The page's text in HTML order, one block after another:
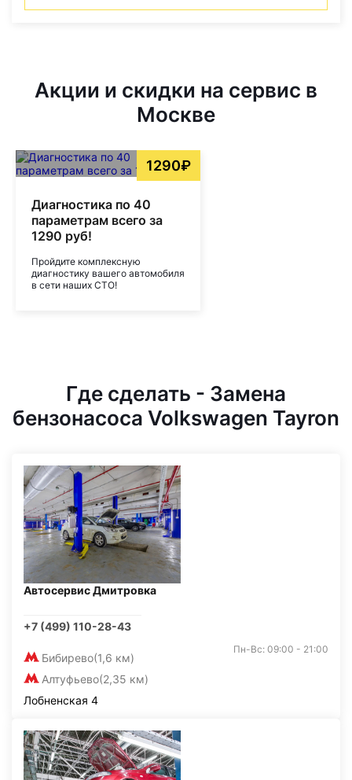
Акции и скидки на сервис в
Москве
1290₽
Диагностика по 40
параметрам всего за
1290 руб!
Пройдите комплексную
диагностику вашего автомобиля
в сети наших СТО!
Где сделать - Замена
бензонасоса Volkswagen Tayron
Автосервис Дмитровка
+7 (499) 110-28-43
Бибирево(1,6 км)
Алтуфьево(2,35 км)
Пн-Вс: 09:00 - 21:00
Лобненская 4